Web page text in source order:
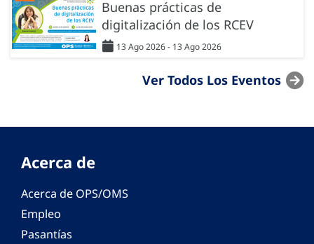
Buenas prácticas de
digitalización de los RCEV
13 Ago 2026 - 13 Ago 2026
Ver Todos Los Eventos
Acerca de
Acerca de OPS/OMS
Empleo
Pasantías